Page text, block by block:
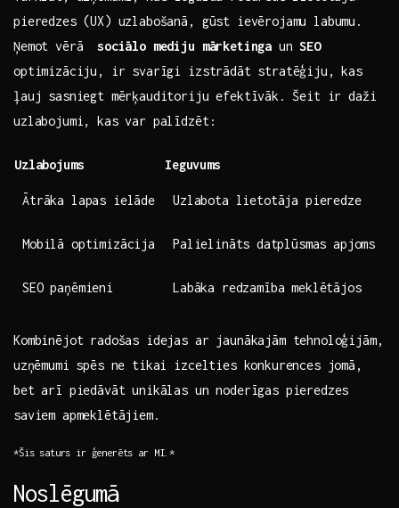
pieredzes​ (UX) uzlabošanā, gūst ievērojamu labumu.
Ņemot vērā ​sociālo mediju mārketinga unSEO
optimizāciju, ir svarīgi izstrādāt stratēģiju, kas
ļauj sasniegt mērķauditoriju efektīvāk.⁣ Šeit ir daži
uzlabojumi, kas var palīdzēt:
Uzlabojums Ieguvums
Ātrāka lapas ielāde Uzlabota lietotāja pieredze
Mobilā optimizācija Palielināts ⁤datplūsmas ⁤apjoms
SEO paņēmieni Labāka redzamība meklētājos
Kombinējot radošas ​idejas ar jaunākajām tehnoloģijām,
⁢uzņēmumi spēs ne tikai izcelties konkurences jomā,
bet arī piedāvāt unikālas un noderīgas pieredzes
saviem apmeklētājiem.
*Šis saturs ir ģenerēts ar MI.*
Noslēgumā